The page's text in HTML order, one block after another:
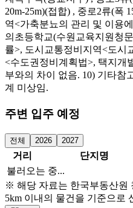
20m-25m)(접합) , 중로2류(폭
역<가축분뇨의 관리 및 이용
의초등학교(수원교육지원청
률>, 도시교통정비지역<도시
<수도권정비계획법>, 택지개
부와의 차이 없음. 10) 기타참
계 미상임.
주변 입주 예정
전체 2026 2027
거리 단지명
불러오는 중...
※ 해당 자료는 한국부동산원
5km 이내의 물건을 기준으로